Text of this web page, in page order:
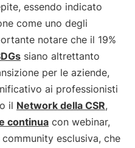
essendo indicato
come uno degli
notare che il 19%
siano altrettanto
per le aziende,
ai professionisti
il Network della CSR,
continua con webinar,
esclusiva, che